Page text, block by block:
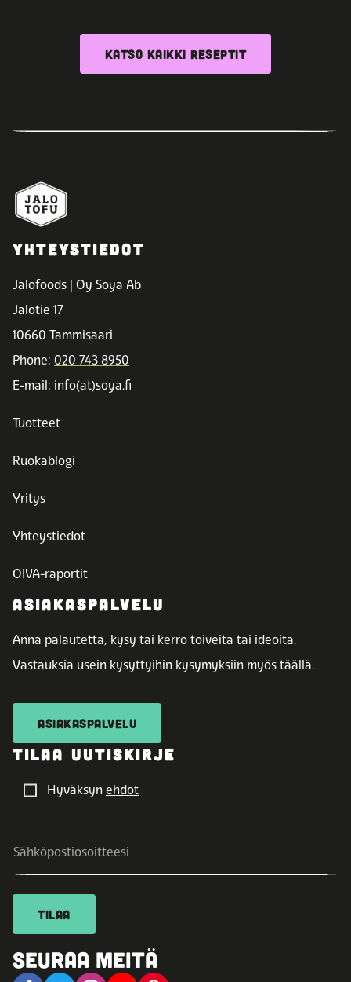
KATSO KAIKKI RESEPTIT
YHTEYSTIEDOT
Jalofoods | Oy Soya Ab
Jalotie 17
10660 Tammisaari
Phone: 020 743 8950
E-mail: info(at)soya.fi
Tuotteet
Ruokablogi
Yritys
Yhteystiedot
OIVA-raportit
ASIAKASPALVELU
Anna palautetta, kysy tai kerro toiveita tai ideoita.
Vastauksia usein kysyttyihin kysymyksiin myös täällä.
ASIAKASPALVELU
TILAA UUTISKIRJE
Hyväksyn ehdot
TILAA
SEURAA MEITÄ